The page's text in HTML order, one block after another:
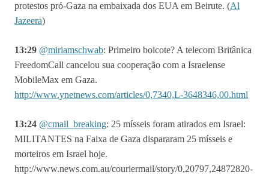
protestos pró-Gaza na embaixada dos EUA em Beirute. (Al
Jazeera)
13:29 @miriamschwab: Primeiro boicote? A telecom Britânica
FreedomCall cancelou sua cooperação com a Israelense
MobileMax em Gaza.
http://www.ynetnews.com/articles/0,7340,L-3648346,00.html
13:24 @cmail_breaking: 25 mísseis foram atirados em Israel:
MILITANTES na Faixa de Gaza dispararam 25 mísseis e
morteiros em Israel hoje.
http://www.news.com.au/couriermail/story/0,20797,24872820-